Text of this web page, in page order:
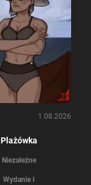
1.08.2026
Plażówka
Niezależne
Wydanie I